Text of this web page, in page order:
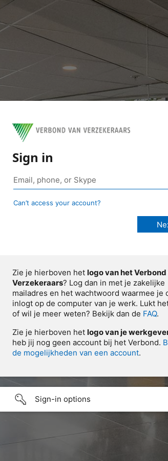
Sign in
Can’t access your account?
Zie je hierboven het logo van het Verbond
Verzekeraars? Log dan in met je zakelijke
mailadres en het wachtwoord waarmee je
inlogt op de computer van je werk. Lukt
of wil je meer weten? Bekijk dan de FAQ.
Zie je hierboven het logo van je
heb jij nog geen account bij het Verbond.
de mogelijkheden van een account.
Sign-in options